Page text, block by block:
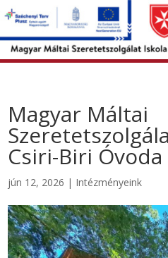
Magyar Máltai
Csiri-Biri
jún 12, 2026 | Intézményeink